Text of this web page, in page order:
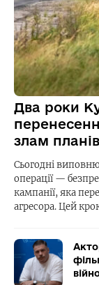
Два роки
злам
Сьогодні
операції —
кампанії, яка
агресора. Цей